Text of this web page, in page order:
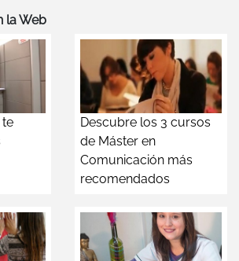
la Web
te
Descubre los 3 cursos
de Máster en
Comunicación más
recomendados